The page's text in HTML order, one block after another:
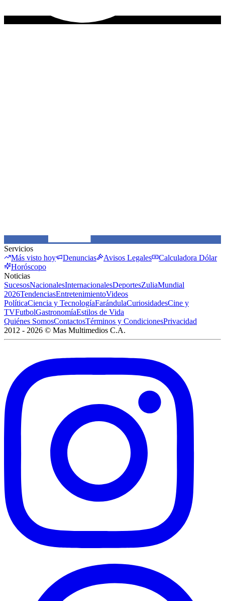
Servicios
Más visto hoy
Denuncias Avisos Legales
Calculadora Dólar
Horóscopo
Noticias
SucesosNacionalesInternacionalesDeportesZuliaMundial
2026TendenciasEntretenimientoVideos
PolíticaCiencia y TecnologíaFarándulaCuriosidadesCine y
TVFutbolGastronomíaEstilos de Vida
Quiénes SomosContactosTérminos y CondicionesPrivacidad
2012 - 2026 © Mas Multimedios C.A.